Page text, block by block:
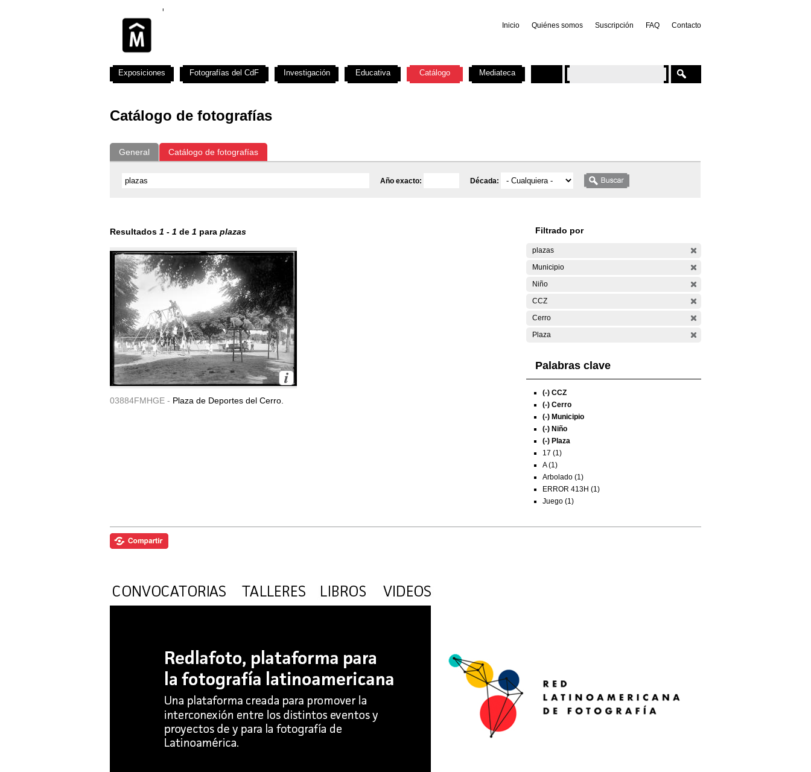
Inicio Quiénes somos Suscripción FAQ Contacto
Catálogo de fotografías
General Catálogo de fotografías
Año exacto: Década:
Resultados 1 - 1 de 1 para plazas
03884FMHGE - Plaza de Deportes del Cerro.
Filtrado por
plazas
Municipio
Niño
CCZ
Cerro
Plaza
Palabras clave
(-) CCZ
(-) Cerro
(-) Municipio
(-) Niño
(-) Plaza
17 (1)
A (1)
Arbolado (1)
ERROR 413H (1)
Juego (1)
Exposiciones Fotografías del CdF Investigación Educativa Catálogo Mediateca